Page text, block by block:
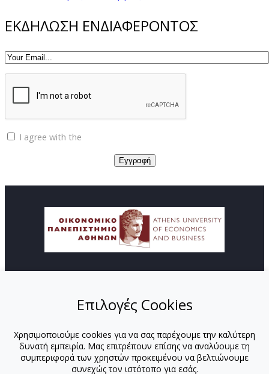
ΕΚΔΗΛΩΣΗ ΕΝΔΙΑΦΕΡΟΝΤΟΣ
I agree with the
ΑΠΟΣΤΟΛΗ
ΠΡΟΓΡΑΜΜΑΤΑ
ΕΚΠΑΙΔΕΥΤΕΣ
ΕΚΠΑΙΔΕΥΤΕΣ-ΟΠΑ
Επιλογές Cookies
Χρησιμοποιούμε cookies για να σας παρέχουμε την καλύτερη
δυνατή εμπειρία. Μας επιτρέπουν επίσης να αναλύουμε τη
συμπεριφορά των χρηστών προκειμένου να βελτιώνουμε
συνεχώς τον ιστότοπο για εσάς.